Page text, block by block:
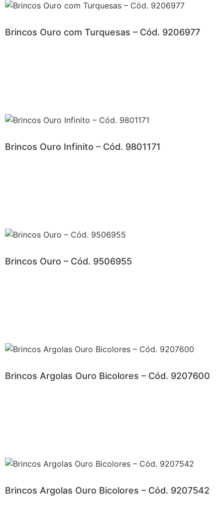
Brincos Ouro com Turquesas – Cód. 9206977
Brincos Ouro Infinito – Cód. 9801171
Brincos Ouro – Cód. 9506955
Brincos Argolas Ouro Bicolores – Cód. 9207600
Brincos Argolas Ouro Bicolores – Cód. 9207542